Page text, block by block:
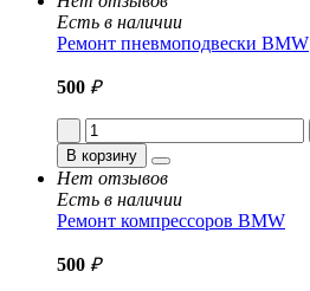
Есть в наличии
Ремонт пневмоподвески BMW
500 ₽
В корзину
Нет отзывов
Есть в наличии
Ремонт компрессоров BMW
500 ₽